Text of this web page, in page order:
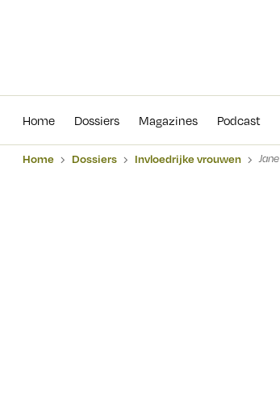
Home Dossiers Magazines Podcast
Home Dossiers Invloedrijke vrouwen